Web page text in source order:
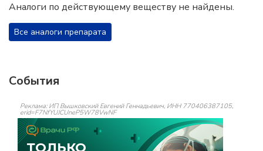
Аналоги по действующему веществу не найдены.
Все аналоги препарата
События
Реклама: ИП Вышковский Евгений Геннадьевич, ИНН 770406387105,
erid=F7NfYUJCUneP5W78VwNF